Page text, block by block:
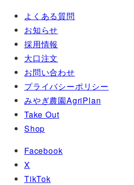
よくある質問
お知らせ
採用情報
大口注文
お問い合わせ
プライバシーポリシー
みやぎ農園AgriPlan
Take Out
Shop
Facebook
X
TikTok